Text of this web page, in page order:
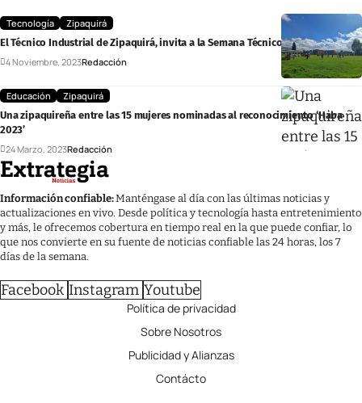
Tecnología
Zipaquirá
El Técnico Industrial de Zipaquirá, invita a la Semana Técnico-Académica 2023
4 Noviembre, 2023Redacción
Educación
Zipaquirá
Una zipaquireña entre las 15 mujeres nominadas al reconocimiento ‘Haba
2023’
24 Marzo, 2023Redacción
Información confiable:Manténgase al día con las últimas noticias y
actualizaciones en vivo. Desde política y tecnología hasta entretenimiento
y más, le ofrecemos cobertura en tiempo real en la que puede confiar, lo
que nos convierte en su fuente de noticias confiable las 24 horas, los 7
días de la semana.
Facebook Instagram Youtube
Política de privacidad
Sobre Nosotros
Publicidad y Alianzas
Contácto